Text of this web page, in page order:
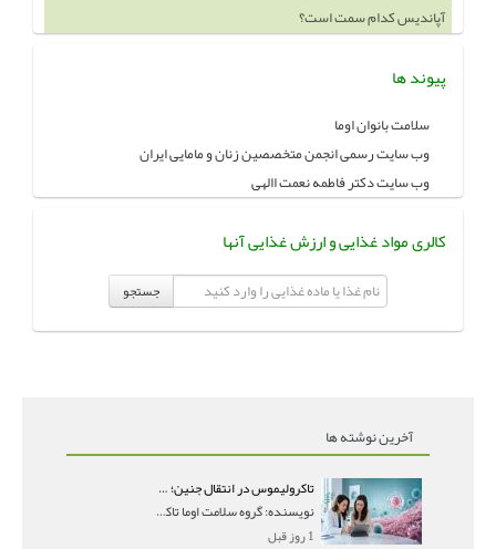
آپاندیس کدام سمت است؟
پیوند ها
سلامت بانوان اوما
وب سایت رسمی انجمن متخصصین زنان و مامایی ایران
وب سایت دکتر فاطمه نعمت االهی
کالری مواد غذایی و ارزش غذایی آنها
جستجو
آخرین نوشته ها
تاکرولیموس در انتقال جنین؛ آیا شانس لانه‌گزینی را افزایش می‌دهد؟
نویسنده: گروه سلامت اوما تاکرولیموس در انتقال جنین
1 روز قبل